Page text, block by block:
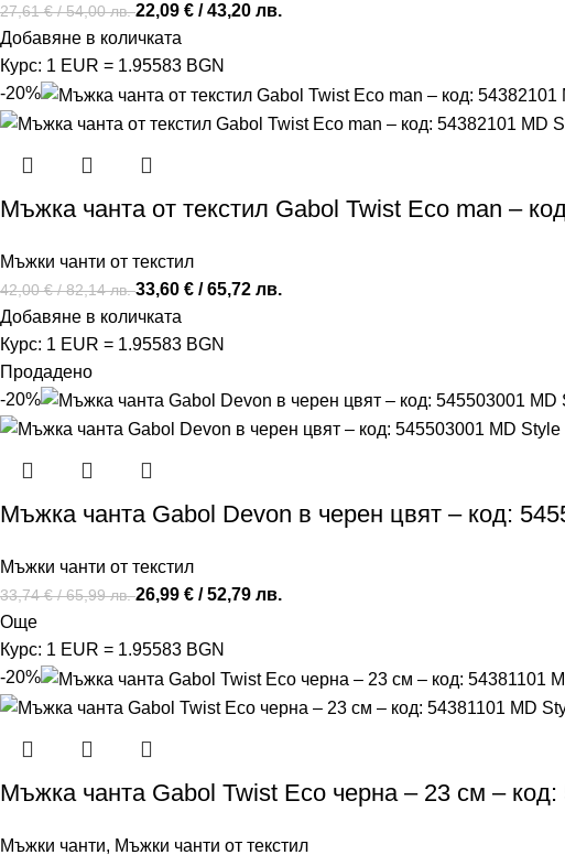
27,61€/ 54,00 лв.22,09€ / 43,20 лв.
Добавяне в количката
Курс: 1 EUR = 1.95583 BGN
-20%
Мъжка чанта от текстил Gabol Twist Eco man –
Мъжки чанти от текстил
42,00€/ 82,14 лв.33,60€ / 65,72 лв.
Добавяне в количката
Курс: 1 EUR = 1.95583 BGN
Продадено
-20%
Мъжка чанта Gabol Devon в черен цвят – код:
Мъжки чанти от текстил
33,74€/ 65,99 лв.26,99€ / 52,79 лв.
Още
Курс: 1 EUR = 1.95583 BGN
-20%
Мъжка чанта Gabol Twist Eco черна – 23 см – код:
Мъжки чанти, Мъжки чанти от текстил